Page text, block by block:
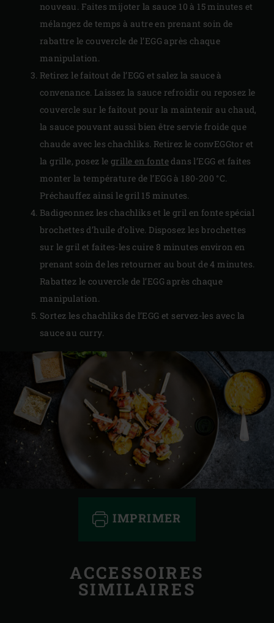
nouveau. Faites mijoter la sauce 10 à 15 minutes et
mélangez de temps à autre en prenant soin de
rabattre le couvercle de l’EGG après chaque
manipulation.
Retirez le faitout de l’EGG et salez la sauce à
convenance. Laissez la sauce refroidir ou reposez le
couvercle sur le faitout pour la maintenir au chaud,
la sauce pouvant aussi bien être servie froide que
chaude avec les chachliks. Retirez le convEGGtor et
la grille, posez legrille en fontedans l’EGG et faites
monter la température de l’EGG à 180-200 °C.
Préchauffez ainsi le gril 15 minutes.
Badigeonnez les chachliks et le gril en fonte spécial
brochettes d’huile d’olive. Disposez les brochettes
sur le gril et faites-les cuire 8 minutes environ en
prenant soin de les retourner au bout de 4 minutes.
Rabattez le couvercle de l’EGG après chaque
manipulation.
Sortez les chachliks de l’EGG et servez-les avec la
sauce au curry.
IMPRIMER
ACCESSOIRES
SIMILAIRES